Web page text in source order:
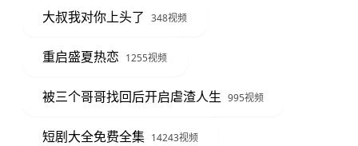
大叔我对你上头了 348视频
重启盛夏热恋 1255视频
被三个哥哥找回后开启虐渣人生 995视频
短剧大全免费全集 14243视频